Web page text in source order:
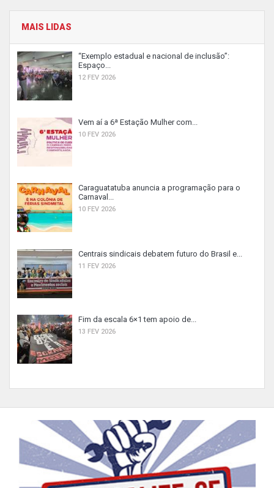
MAIS LIDAS
“Exemplo estadual e nacional de inclusão”:
Espaço...
12 FEV 2026
Vem aí a 6ª Estação Mulher com...
10 FEV 2026
Caraguatatuba anuncia a programação para o
Carnaval...
10 FEV 2026
Centrais sindicais debatem futuro do Brasil e...
11 FEV 2026
Fim da escala 6×1 tem apoio de...
13 FEV 2026